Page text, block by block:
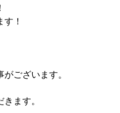
！
ございます。
ます。